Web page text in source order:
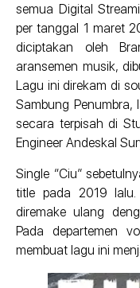
semua Digital
per tanggal 1 maret
diciptakan oleh
aransemen musik,
Lagu ini direkam di
Sambung Penumbra,
secara terpisah di
Engineer Andeskal
Single “Ciu”
title pada 2019
diremake ulang
Pada departemen
membuat lagu ini